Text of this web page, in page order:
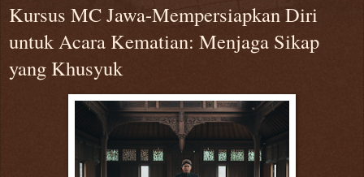
Kursus MC Jawa-Mempersiapkan Diri
untuk Acara Kematian: Menjaga Sikap
yang Khusyuk